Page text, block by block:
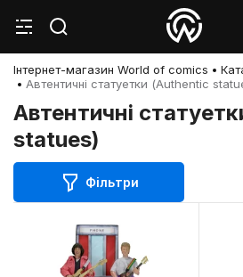
Інтернет-магазин World of comics
Автентичні статуетки (Authentic
Автентичні
statues)
Фільтри